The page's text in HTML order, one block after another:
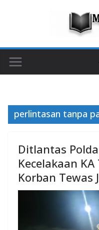
perlintasan tanpa
Ditlantas
Kecelakaan
Korban Tewas